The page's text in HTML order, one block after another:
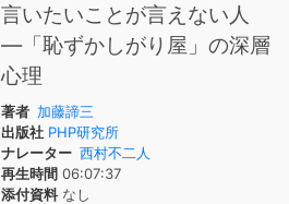
言いたいことが言えない人
―「恥ずかしがり屋」の深層
心理
著者 加藤諦三
出版社 PHP研究所
ナレーター 西村不二人
再生時間 06:07:37
添付資料なし